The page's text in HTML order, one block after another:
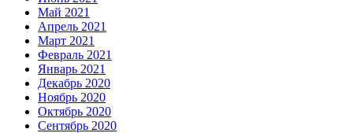
Май 2021
Апрель 2021
Март 2021
Февраль 2021
Январь 2021
Декабрь 2020
Ноябрь 2020
Октябрь 2020
Сентябрь 2020